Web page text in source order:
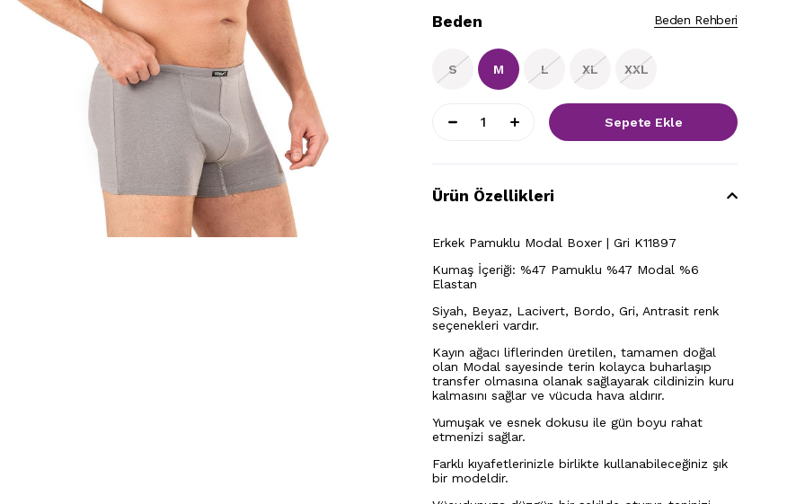
Beden Rehberi
Beden
S M L XL XXL
Ürün Özellikleri
Erkek Pamuklu Modal Boxer | Gri K11897
Kumaş İçeriği: %47 Pamuklu %47 Modal %6
Elastan
Siyah, Beyaz, Lacivert, Bordo, Gri, Antrasit renk
seçenekleri vardır.
Kayın ağacı liflerinden üretilen, tamamen doğal
olan Modal sayesinde terin kolayca buharlaşıp
transfer olmasına olanak sağlayarak cildinizin kuru
kalmasını sağlar ve vücuda hava aldırır.
Yumuşak ve esnek dokusu ile gün boyu rahat
etmenizi sağlar.
Farklı kıyafetlerinizle birlikte kullanabileceğiniz şık
bir modeldir.